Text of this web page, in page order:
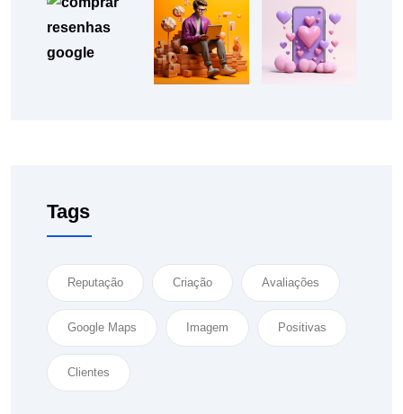
Tags
Reputação Criação Avaliações
Google Maps Imagem Positivas
Clientes